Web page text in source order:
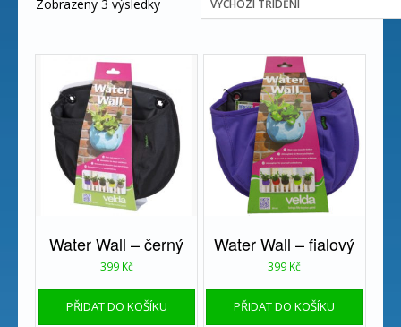
Zobrazeny 3 výsledky
Water Wall – černý
399 Kč
PŘIDAT DO KOŠÍKU
Water Wall – fialový
399 Kč
PŘIDAT DO KOŠÍKU